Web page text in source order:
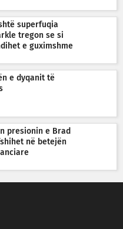
superfuqia
tregon se si
e guximshme
e dyqanit të
presionin e Brad
në betejën